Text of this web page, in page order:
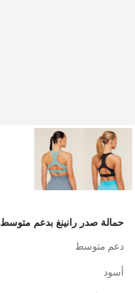
حمالة صدر رانينغ بدعم متوسط
دعم متوسط
أسود